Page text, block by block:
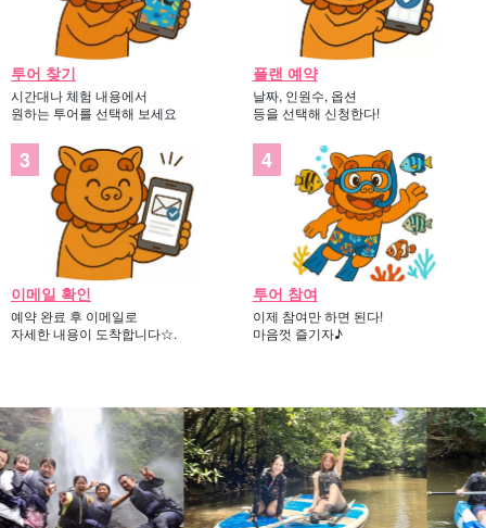
투어 찾기
시간대나 체험 내용에서
원하는 투어를 선택해 보세요
플랜 예약
날짜, 인원수, 옵션
등을 선택해 신청한다!
이메일 확인
예약 완료 후 이메일로
자세한 내용이 도착합니다☆.
투어 참여
이제 참여만 하면 된다!
마음껏 즐기자♪